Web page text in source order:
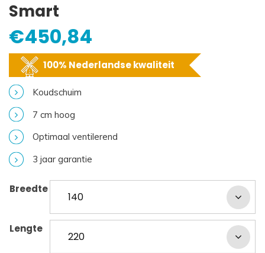
Smart
€450,84
100% Nederlandse kwaliteit
Koudschuim
7 cm hoog
Optimaal ventilerend
3 jaar garantie
Breedte
Lengte